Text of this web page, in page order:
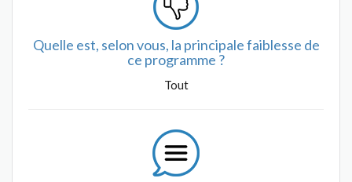
Quelle est, selon vous, la principale faiblesse de
ce programme ?
Tout